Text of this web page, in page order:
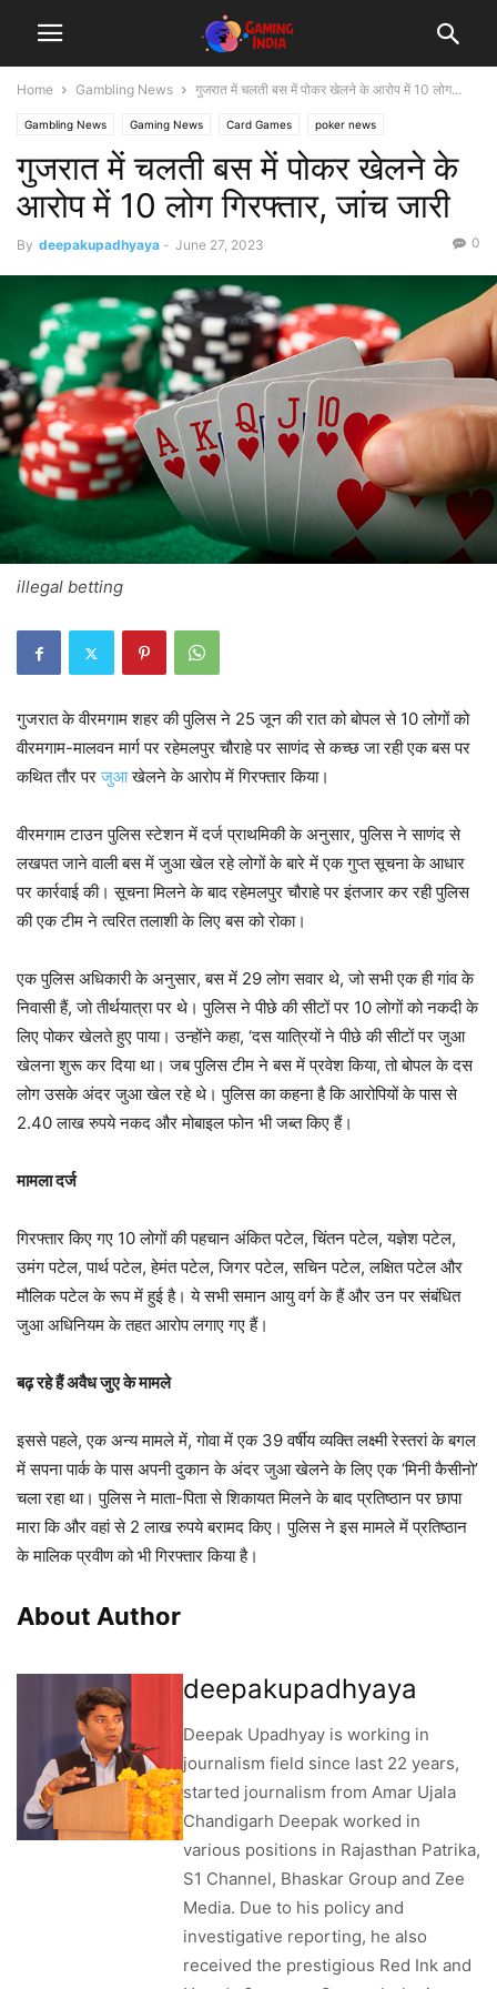
Home Gambling News गुजरात में चलती बस में पोकर खेलने के आरोप में 10 लोग...
Gambling News Gaming News Card Games poker news
गुजरात में चलती बस में पोकर खेलने के
आरोप में 10 लोग गिरफ्तार, जांच जारी
By deepakupadhyaya - June 27, 2023 0
illegal betting
गुजरात के वीरमगाम शहर की पुलिस ने 25 जून की रात को बोपल से 10 लोगों को
वीरमगाम-मालवन मार्ग पर रहेमलपुर चौराहे पर साणंद से कच्छ जा रही एक बस पर
कथित तौर परजुआखेलने के आरोप में गिरफ्तार किया।
वीरमगाम टाउन पुलिस स्टेशन में दर्ज प्राथमिकी के अनुसार, पुलिस ने साणंद से
लखपत जाने वाली बस में जुआ खेल रहे लोगों के बारे में एक गुप्त सूचना के आधार
पर कार्रवाई की। सूचना मिलने के बाद रहेमलपुर चौराहे पर इंतजार कर रही पुलिस
की एक टीम ने त्वरित तलाशी के लिए बस को रोका।
एक पुलिस अधिकारी के अनुसार, बस में 29 लोग सवार थे, जो सभी एक ही गांव के
निवासी हैं, जो तीर्थयात्रा पर थे। पुलिस ने पीछे की सीटों पर 10 लोगों को नकदी के
लिए पोकर खेलते हुए पाया। उन्होंने कहा, ‘दस यात्रियों ने पीछे की सीटों पर जुआ
खेलना शुरू कर दिया था। जब पुलिस टीम ने बस में प्रवेश किया, तो बोपल के दस
लोग उसके अंदर जुआ खेल रहे थे। पुलिस का कहना है कि आरोपियों के पास से
2.40 लाख रुपये नकद और मोबाइल फोन भी जब्त किए हैं।
मामला दर्ज
गिरफ्तार किए गए 10 लोगों की पहचान अंकित पटेल, चिंतन पटेल, यज्ञेश पटेल,
उमंग पटेल, पार्थ पटेल, हेमंत पटेल, जिगर पटेल, सचिन पटेल, लक्षित पटेल और
मौलिक पटेल के रूप में हुई है। ये सभी समान आयु वर्ग के हैं और उन पर संबंधित
जुआ अधिनियम के तहत आरोप लगाए गए हैं।
बढ़ रहे हैं अवैध जुए के मामले
इससे पहले, एक अन्य मामले में, गोवा में एक 39 वर्षीय व्यक्ति लक्ष्मी रेस्तरां के बगल
में सपना पार्क के पास अपनी दुकान के अंदर जुआ खेलने के लिए एक ‘मिनी कैसीनो’
चला रहा था। पुलिस ने माता-पिता से शिकायत मिलने के बाद प्रतिष्ठान पर छापा
मारा कि और वहां से 2 लाख रुपये बरामद किए। पुलिस ने इस मामले में प्रतिष्ठान
के मालिक प्रवीण को भी गिरफ्तार किया है।
About Author
deepakupadhyaya
Deepak Upadhyay is working in
journalism field since last 22 years,
started journalism from Amar Ujala
Chandigarh Deepak worked in
various positions in Rajasthan Patrika,
S1 Channel, Bhaskar Group and Zee
Media. Due to his policy and
investigative reporting, he also
received the prestigious Red Ink and